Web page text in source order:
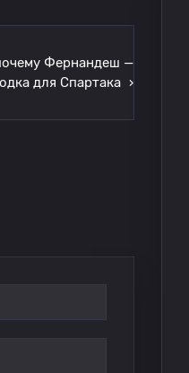
Фернандеш —
для Спартака ›